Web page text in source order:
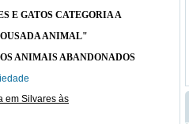
E GATOS CATEGORIA A
ANIMAL"
ANIMAIS ABANDONADOS
em Silvares às